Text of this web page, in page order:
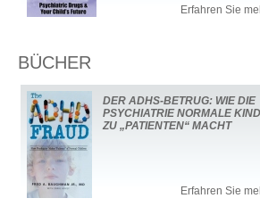
Erfahren Sie
BÜCHER
DER ADHS-BETRUG: WIE DIE
PSYCHIATRIE NORMALE
ZU „PATIENTEN“ MACHT
Erfahren Sie